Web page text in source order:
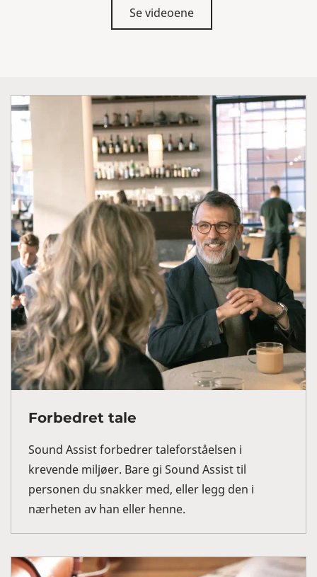
Se videoene
Forbedret tale
Sound Assist forbedrer taleforståelsen i
krevende miljøer. Bare gi Sound Assist til
personen du snakker med, eller legg den i
nærheten av han eller henne.